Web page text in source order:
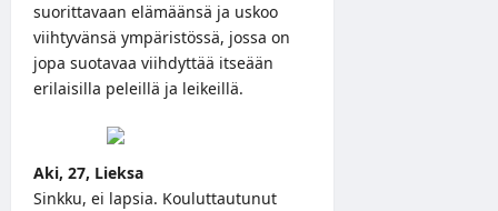
suorittavaan elämäänsä ja uskoo
viihtyvänsä ympäristössä, jossa on
jopa suotavaa viihdyttää itseään
erilaisilla peleillä ja leikeillä.
Aki, 27, Lieksa
Sinkku, ei lapsia. Kouluttautunut